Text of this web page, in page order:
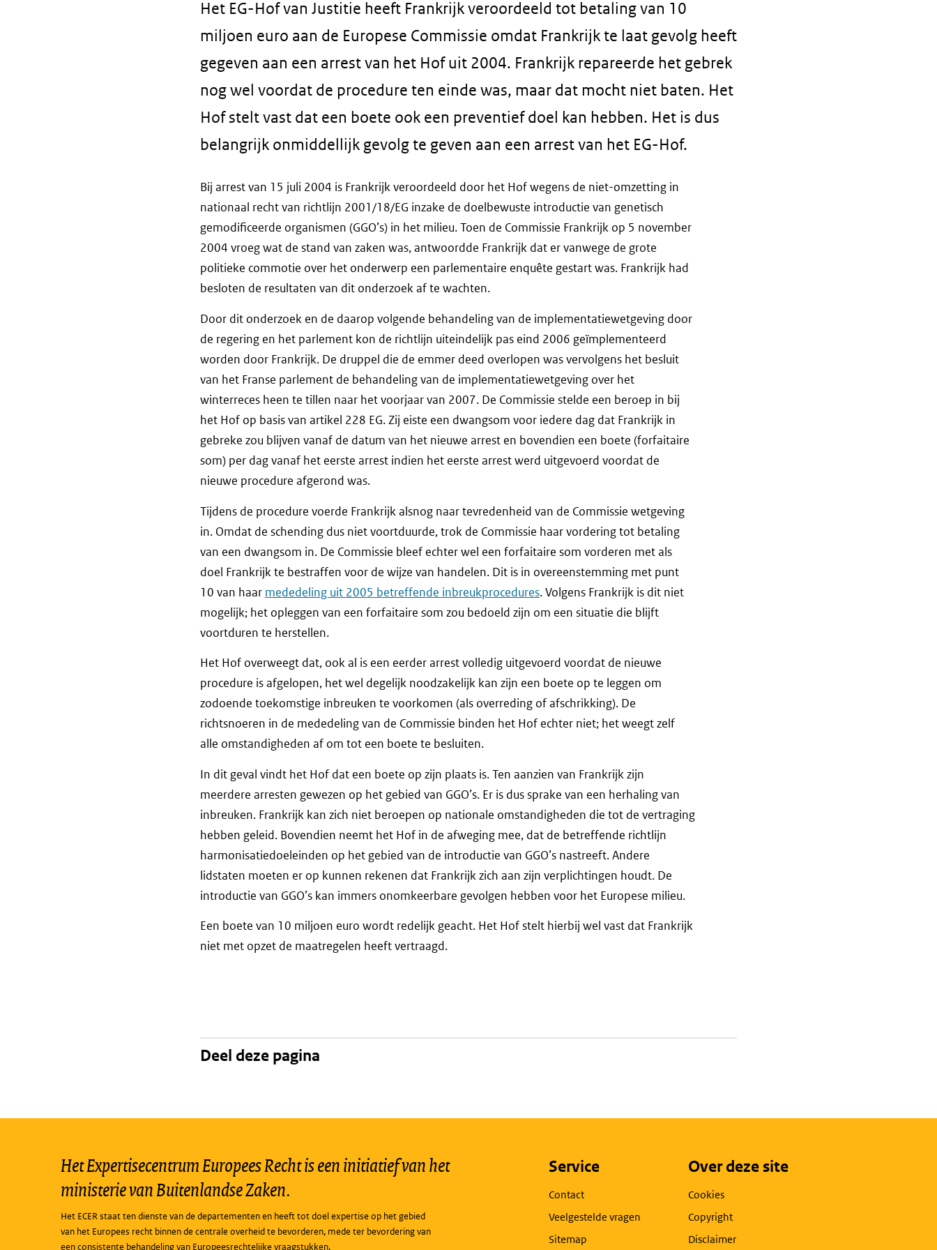
Het EG-Hof van Justitie heeft Frankrijk veroordeeld tot betaling van 10
miljoen euro aan de Europese Commissie omdat Frankrijk te laat gevolg heeft
gegeven aan een arrest van het Hof uit 2004. Frankrijk repareerde het gebrek
nog wel voordat de procedure ten einde was, maar dat mocht niet baten. Het
Hof stelt vast dat een boete ook een preventief doel kan hebben. Het is dus
belangrijk onmiddellijk gevolg te geven aan een arrest van het EG-Hof.
Bij arrest van 15 juli 2004 is Frankrijk veroordeeld door het Hof wegens de niet-omzetting in
nationaal recht van richtlijn 2001/18/EG inzake de doelbewuste introductie van genetisch
gemodificeerde organismen (GGO’s) in het milieu. Toen de Commissie Frankrijk op 5 november
2004 vroeg wat de stand van zaken was, antwoordde Frankrijk dat er vanwege de grote
politieke commotie over het onderwerp een parlementaire enquête gestart was. Frankrijk had
besloten de resultaten van dit onderzoek af te wachten.
Door dit onderzoek en de daarop volgende behandeling van de implementatiewetgeving door
de regering en het parlement kon de richtlijn uiteindelijk pas eind 2006 geïmplementeerd
worden door Frankrijk. De druppel die de emmer deed overlopen was vervolgens het besluit
van het Franse parlement de behandeling van de implementatiewetgeving over het
winterreces heen te tillen naar het voorjaar van 2007. De Commissie stelde een beroep in bij
het Hof op basis van artikel 228 EG. Zij eiste een dwangsom voor iedere dag dat Frankrijk in
gebreke zou blijven vanaf de datum van het nieuwe arrest en bovendien een boete (forfaitaire
som) per dag vanaf het eerste arrest indien het eerste arrest werd uitgevoerd voordat de
nieuwe procedure afgerond was.
Tijdens de procedure voerde Frankrijk alsnog naar tevredenheid van de Commissie wetgeving
in. Omdat de schending dus niet voortduurde, trok de Commissie haar vordering tot betaling
van een dwangsom in. De Commissie bleef echter wel een forfaitaire som vorderen met als
doel Frankrijk te bestraffen voor de wijze van handelen. Dit is in overeenstemming met punt
10 van haar mededeling uit 2005 betreffende inbreukprocedures. Volgens Frankrijk is dit niet
mogelijk; het opleggen van een forfaitaire som zou bedoeld zijn om een situatie die blijft
voortduren te herstellen.
Het Hof overweegt dat, ook al is een eerder arrest volledig uitgevoerd voordat de nieuwe
procedure is afgelopen, het wel degelijk noodzakelijk kan zijn een boete op te leggen om
zodoende toekomstige inbreuken te voorkomen (als overreding of afschrikking). De
richtsnoeren in de mededeling van de Commissie binden het Hof echter niet; het weegt zelf
alle omstandigheden af om tot een boete te besluiten.
In dit geval vindt het Hof dat een boete op zijn plaats is. Ten aanzien van Frankrijk zijn
meerdere arresten gewezen op het gebied van GGO’s. Er is dus sprake van een herhaling van
inbreuken. Frankrijk kan zich niet beroepen op nationale omstandigheden die tot de vertraging
hebben geleid. Bovendien neemt het Hof in de afweging mee, dat de betreffende richtlijn
harmonisatiedoeleinden op het gebied van de introductie van GGO’s nastreeft. Andere
lidstaten moeten er op kunnen rekenen dat Frankrijk zich aan zijn verplichtingen houdt. De
introductie van GGO’s kan immers onomkeerbare gevolgen hebben voor het Europese milieu.
Een boete van 10 miljoen euro wordt redelijk geacht. Het Hof stelt hierbij wel vast dat Frankrijk
niet met opzet de maatregelen heeft vertraagd.
Deel deze pagina
Het Expertisecentrum Europees Recht is een initiatief van het
ministerie van Buitenlandse Zaken.
Het ECER staat ten dienste van de departementen en heeft tot doel expertise op het gebied
van het Europees recht binnen de centrale overheid te bevorderen, mede ter bevordering van
een consistente behandeling van Europeesrechtelijke vraagstukken.
Service
Contact
Veelgestelde vragen
Sitemap
Over deze site
Cookies
Copyright
Disclaimer